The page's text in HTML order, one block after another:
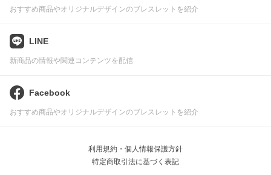
おすすめ商品やオリジナルデザインのブレスレットを紹介
LINE
新商品の情報や関連コンテンツを配信
Facebook
おすすめ商品やオリジナルデザインのブレスレットを紹介
利用規約・個人情報保護方針
特定商取引法に基づく表記